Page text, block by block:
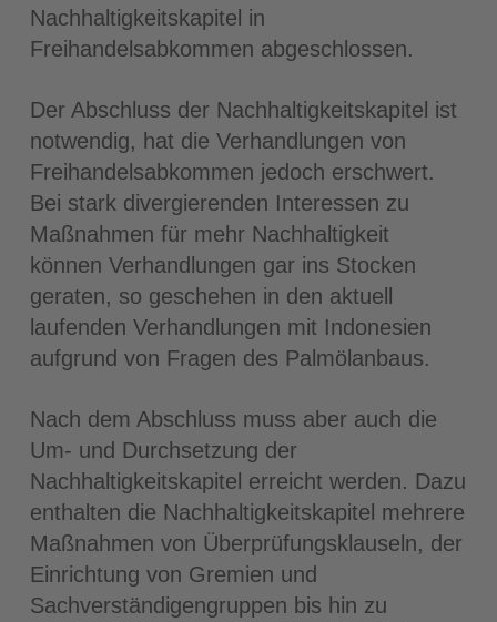
Nachhaltigkeitskapitel in
Freihandelsabkommen abgeschlossen.
Der Abschluss der Nachhaltigkeitskapitel ist
notwendig, hat die Verhandlungen von
Freihandelsabkommen jedoch erschwert.
Bei stark divergierenden Interessen zu
Maßnahmen für mehr Nachhaltigkeit
können Verhandlungen gar ins Stocken
geraten, so geschehen in den aktuell
laufenden Verhandlungen mit Indonesien
aufgrund von Fragen des Palmölanbaus.
Nach dem Abschluss muss aber auch die
Um- und Durchsetzung der
Nachhaltigkeitskapitel erreicht werden. Dazu
enthalten die Nachhaltigkeitskapitel mehrere
Maßnahmen von Überprüfungsklauseln, der
Einrichtung von Gremien und
Sachverständigengruppen bis hin zu